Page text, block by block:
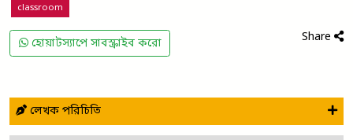
classroom
হোয়াটস্যাপে সাবস্ক্রাইব করো Share
লেখক পরিচিতি